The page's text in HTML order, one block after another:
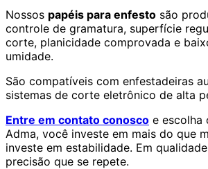
Nossos papéis para enfesto são
controle de gramatura, superfície
corte, planicidade comprovada e
umidade.
São compatíveis com enfestadeiras
sistemas de corte eletrônico de alta
Entre em contato conosco e escolha
Adma, você investe em mais do que
investe em estabilidade. Em
precisão que se repete.